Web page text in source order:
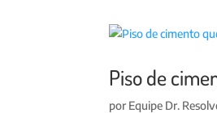
Piso de
por Equipe Dr.